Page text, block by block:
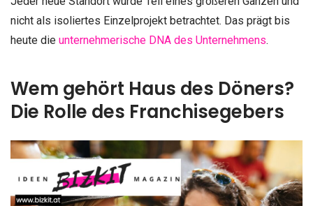
nicht als isoliertes Einzelprojekt betrachtet. Das prägt bis
heute die unternehmerische DNA des Unternehmens.
Wem gehört Haus des Döners?
Die Rolle des Franchisegebers